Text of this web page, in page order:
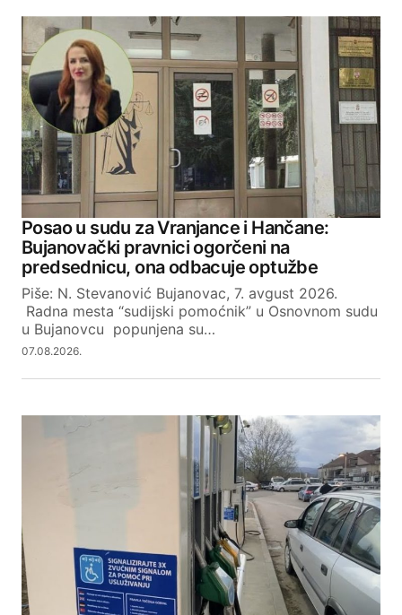
Posao u sudu za Vranjance i Hančane:
Bujanovački pravnici ogorčeni na
predsednicu, ona odbacuje optužbe
Piše: N. Stevanović Bujanovac, 7. avgust 2026.
Radna mesta “sudijski pomoćnik” u Osnovnom sudu
u Bujanovcu popunjena su…
07.08.2026.